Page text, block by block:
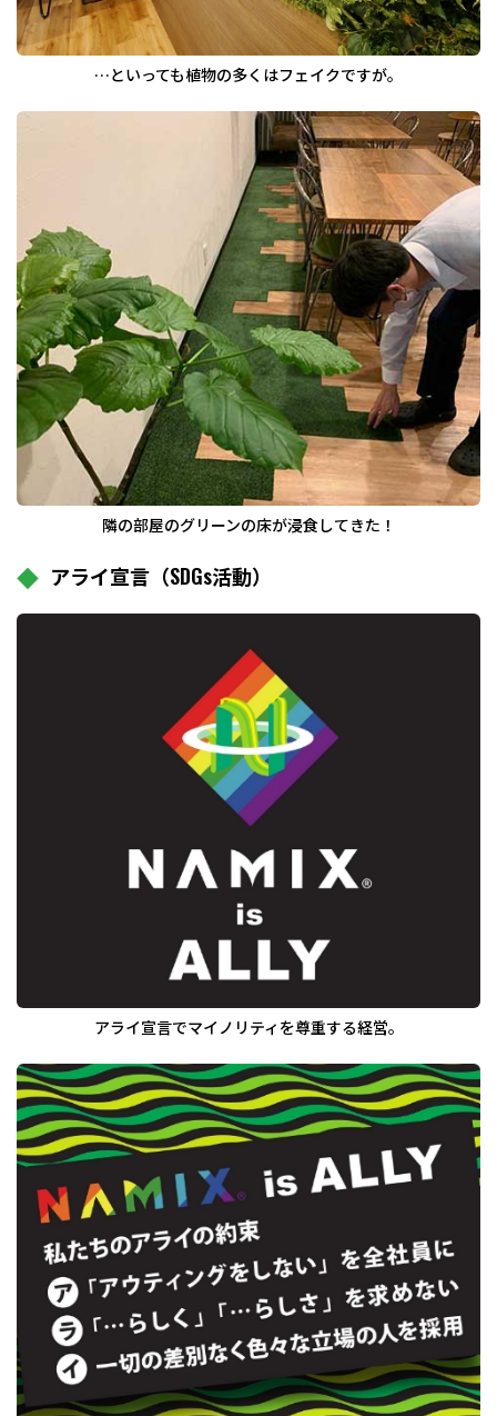
…といっても植物の多くはフェイクですが。
隣の部屋のグリーンの床が浸食してきた！
アライ宣言（SDGs活動）
アライ宣言でマイノリティを尊重する経営。